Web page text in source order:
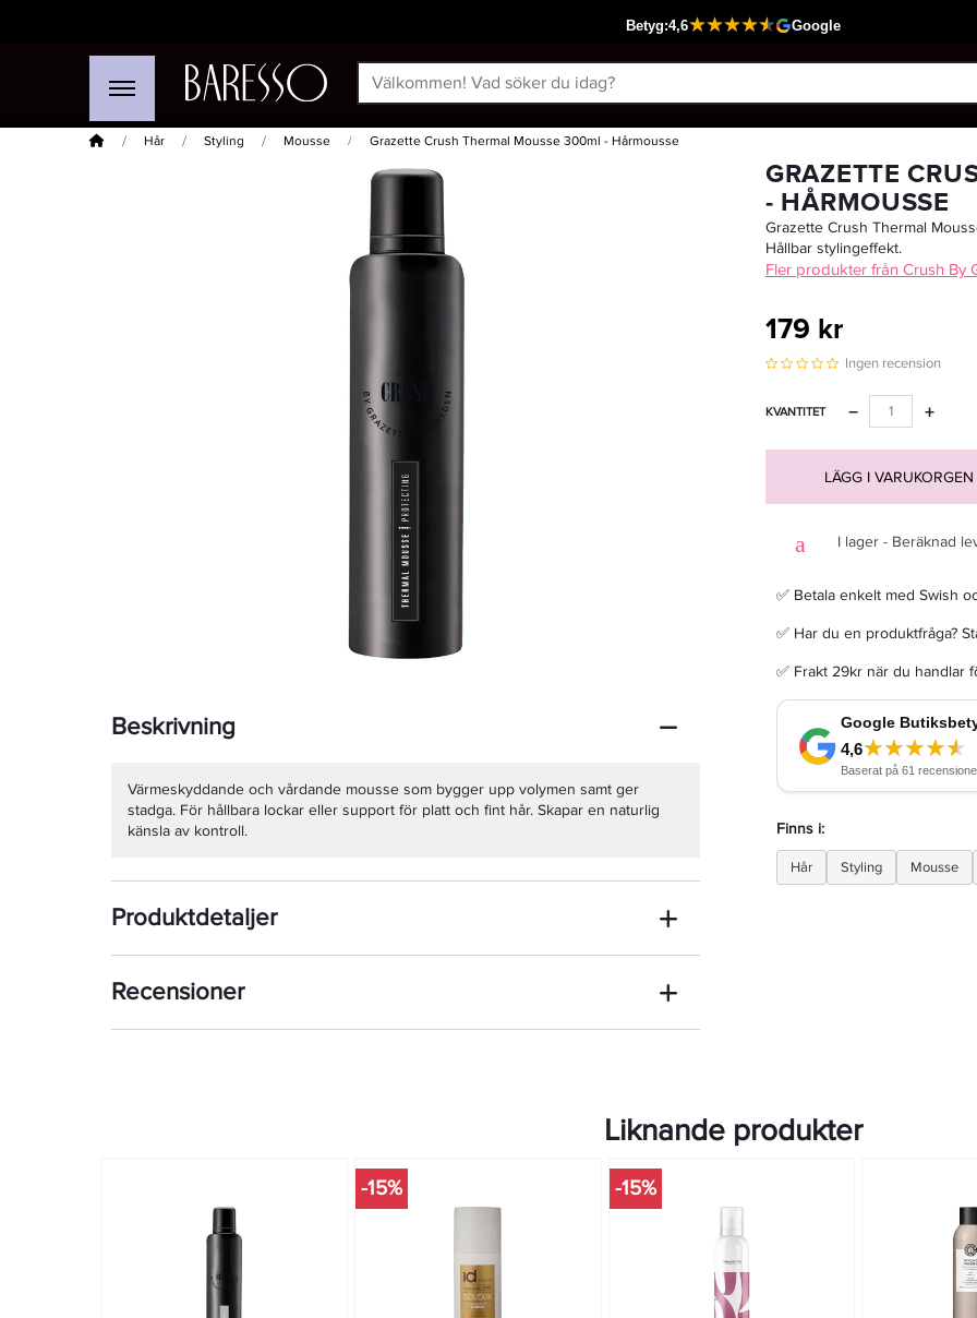
Hem Hår Styling Mousse Grazette Crush Thermal Mousse 300ml - Hårmousse
Passar din varukorg
180 kr
Beskrivning
Värmeskyddande och vårdande mousse som bygger upp volymen samt ger
stadga. För hållbara lockar eller support för platt och fint hår. Skapar en naturlig
känsla av kontroll.
Produktdetaljer
Recensioner
GRAZETTE
- HÅRMOUSSE
Grazette Crush Thermal
Hållbar stylingeffekt.
Fler produkter från Crush By
179 kr
Ingen recension
KVANTITET +
−
LÄGG I VARUKORGEN
I lager - Beräknad
✅ Betala enkelt med Swish
✅ Har du en produktfråga?
✅ Frakt 29kr när du handlar
Finns i:
Hår Styling Mousse
Liknande produkter
-15% -15%